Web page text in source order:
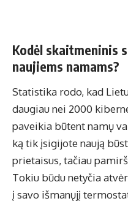
Kodėl skaitmeninis
naujiems namams?
Statistika rodo, kad
daugiau nei 2000
paveikia būtent namų
ką tik įsigijote naują
prietaisus, tačiau
Tokiu būdu netyčia
į savo išmanųjį